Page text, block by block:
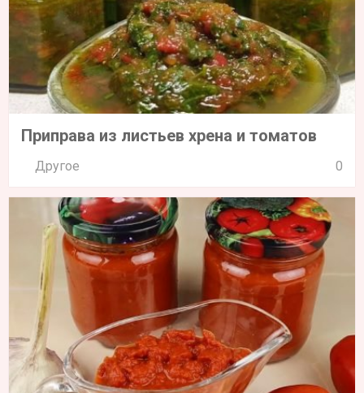
Приправа из листьев хрена и томатов
Другое 0